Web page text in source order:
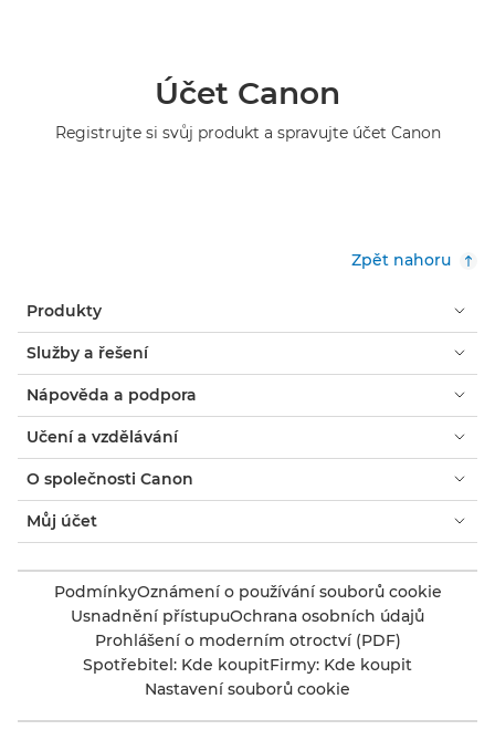
Účet Canon
Registrujte si svůj produkt a spravujte účet Canon
Zpět nahoru
Produkty
Služby a řešení
Nápověda a podpora
Učení a vzdělávání
O společnosti Canon
Můj účet
PodmínkyOznámení o používání souborů cookie
Usnadnění přístupuOchrana osobních údajů
Prohlášení o moderním otroctví (PDF)
Spotřebitel: Kde koupitFirmy: Kde koupit
Nastavení souborů cookie